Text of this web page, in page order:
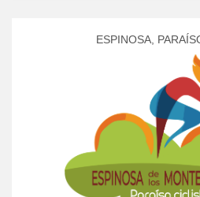
ESPINOSA,